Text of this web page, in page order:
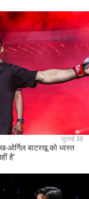
जुलाई 30
ओर्गिल बाटरखू को ध्वस्त
है’